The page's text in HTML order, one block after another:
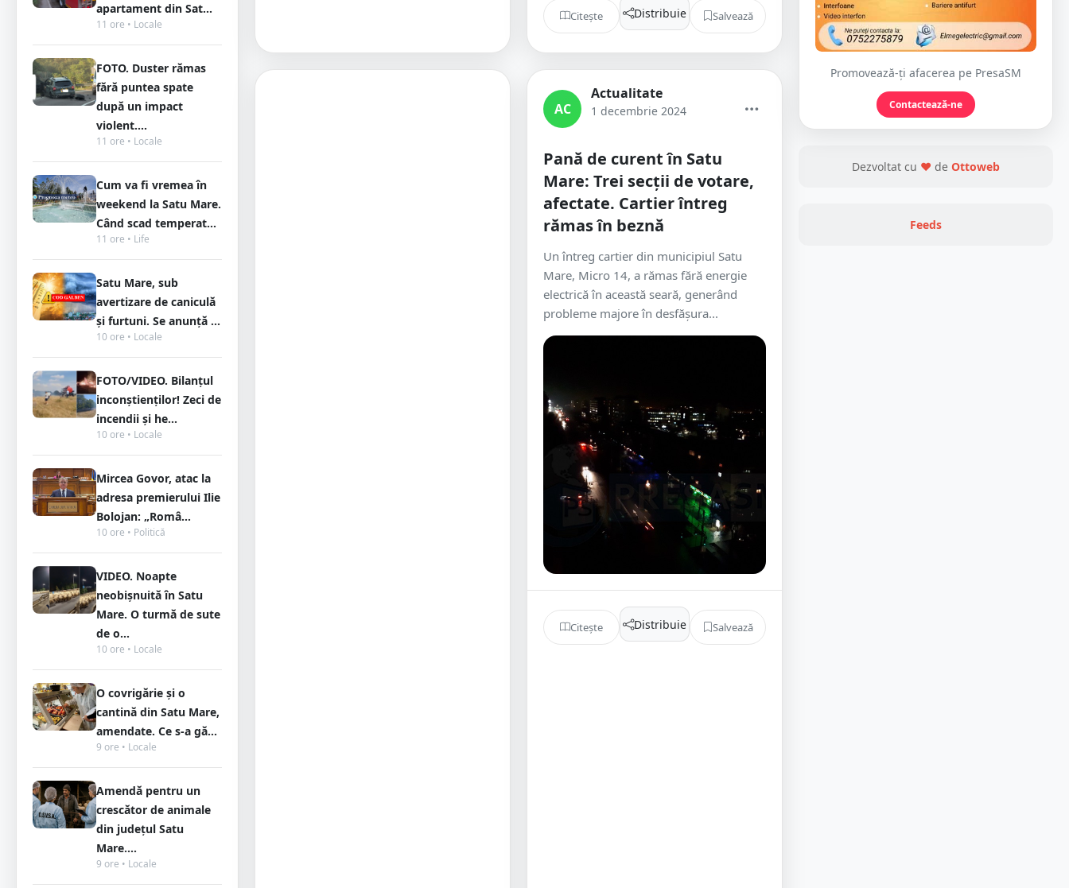
apartament din Sat...
11 ore • Locale
FOTO. Duster rămas
fără puntea spate
după un impact
violent....
11 ore • Locale
Cum va fi vremea în
weekend la Satu Mare.
Când scad temperat...
11 ore • Life
Satu Mare, sub
avertizare de caniculă
și furtuni. Se anunță ...
10 ore • Locale
FOTO/VIDEO. Bilanțul
inconștienților! Zeci de
incendii și he...
10 ore • Locale
Mircea Govor, atac la
adresa premierului Ilie
Bolojan: „Româ...
10 ore • Politică
VIDEO. Noapte
neobișnuită în Satu
Mare. O turmă de sute
de o...
10 ore • Locale
O covrigărie și o
cantină din Satu Mare,
amendate. Ce s-a gă...
9 ore • Locale
Amendă pentru un
crescător de animale
din județul Satu
Mare....
9 ore • Locale
Citește Distribuie Salvează
AC
Actualitate
1 decembrie 2024
Pană de curent în Satu
Mare: Trei secții de votare,
afectate. Cartier întreg
rămas în beznă
Un întreg cartier din municipiul Satu
Mare, Micro 14, a rămas fără energie
electrică în această seară, generând
probleme majore în desfășura...
Citește Distribuie Salvează
Promovează-ți afacerea pe PresaSM
Contactează-ne
Dezvoltat cu ❤ de Ottoweb
Feeds